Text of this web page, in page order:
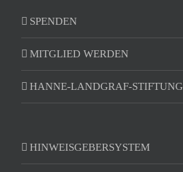
SPENDEN
MITGLIED WERDEN
HANNE-LANDGRAF-STIFTUNG
HINWEISGEBERSYSTEM